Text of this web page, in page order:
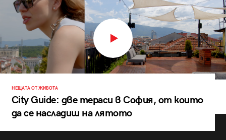
НЕЩАТА ОТ ЖИВОТА
City Guide: две тераси в София, от които
да се насладиш на лятото